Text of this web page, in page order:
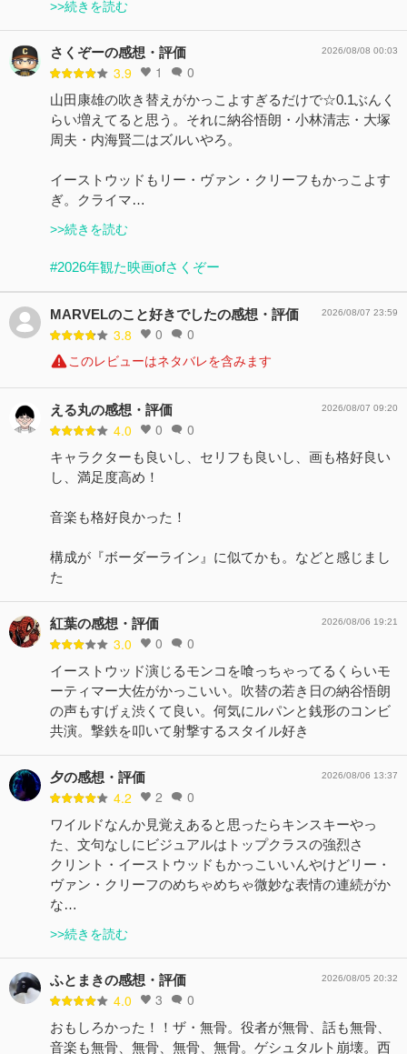
>>続きを読む
さくぞーの感想・評価
3.9 1 0
2026/08/08 00:03
山田康雄の吹き替えがかっこよすぎるだけで☆0.1ぶんく
らい増えてると思う。それに納谷悟朗・小林清志・大塚
周夫・内海賢二はズルいやろ。
イーストウッドもリー・ヴァン・クリーフもかっこよす
ぎ。クライマ…
>>続きを読む
#2026年観た映画ofさくぞー
MARVELのこと好きでしたの感想・評価
3.8 0 0
2026/08/07 23:59
このレビューはネタバレを含みます
える丸の感想・評価
4.0 0 0
2026/08/07 09:20
キャラクターも良いし、セリフも良いし、画も格好良い
し、満足度高め！
音楽も格好良かった！
構成が『ボーダーライン』に似てかも。などと感じまし
た
紅葉の感想・評価
3.0 0 0
2026/08/06 19:21
イーストウッド演じるモンコを喰っちゃってるくらいモ
ーティマー大佐がかっこいい。吹替の若き日の納谷悟朗
の声もすげぇ渋くて良い。何気にルパンと銭形のコンビ
共演。撃鉄を叩いて射撃するスタイル好き
夕の感想・評価
4.2 2 0
2026/08/06 13:37
ワイルドなんか見覚えあると思ったらキンスキーやっ
た、文句なしにビジュアルはトップクラスの強烈さ
クリント・イーストウッドもかっこいいんやけどリー・
ヴァン・クリーフのめちゃめちゃ微妙な表情の連続がか
な…
>>続きを読む
ふとまきの感想・評価
4.0 3 0
2026/08/05 20:32
おもしろかった！！ザ・無骨。役者が無骨、話も無骨、
音楽も無骨、無骨、無骨、無骨。ゲシュタルト崩壊。西